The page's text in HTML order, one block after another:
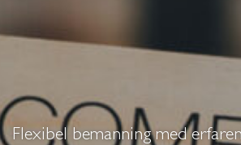
Flexibel bemanning med